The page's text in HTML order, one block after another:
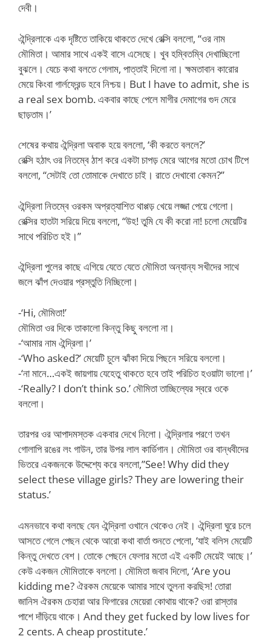
দেবী।
ঐন্দ্রিলাকে এক দৃষ্টিতে তাকিয়ে থাকতে দেখে রেক্সি বললো, “ওর নাম
মৌমিতা। আমার সাথে একই বাসে এসেছে। খুব হম্বিতম্বি দেখাচ্ছিলো
বুঝলে। যেচে কথা বলতে গেলাম, পাত্তাই দিলো না। ক্ষমতাবান কারোর
মেয়ে কিংবা গার্লফ্রেন্ড হবে নিশ্চয়। But I have to admit, she is
a real sex bomb. একবার কাছে পেলে মাগীর দেমাগের গুদ মেরে
ছাড়তাম।’
শেষের কথায় ঐন্দ্রিলা অবাক হয়ে বললো, ‘কী করতে বললে?’
রেক্সি হঠাৎ ওর নিতম্বে ঠাশ করে একটা চাপড় মেরে আগের মতো চোখ টিপে
বললো, “সেটাই তো তোমাকে দেখাতে চাই। রাতে দেখাবো কেমন?”
ঐন্দ্রিলা নিতম্বে ওরকম অপ্রত্যাশিত থাপ্পড় খেয়ে লজ্জা পেয়ে গেলো।
রেক্সির হাতটা সরিয়ে দিয়ে বললো, “উহ! তুমি যে কী করো না! চলো মেয়েটির
সাথে পরিচিত হই।”
ঐন্দ্রিলা পুলের কাছে এগিয়ে যেতে যেতে মৌমিতা অন্যান্য সখীদের সাথে
জলে ঝাঁপ দেওয়ার প্রস্তুতি নিচ্ছিলো।
-‘Hi, মৌমিতা!’
মৌমিতা ওর দিকে তাকালো কিন্তু কিছু বললো না।
-‘আমার নাম ঐন্দ্রিলা।’
-‘Who asked?’ মেয়েটি চুলে ঝাঁকা দিয়ে পিছনে সরিয়ে বললো।
-‘না মানে…একই জায়গায় যেহেতু থাকতে হবে তাই পরিচিত হওয়াটা ভালো।’
-‘Really? I don’t think so.’ মৌমিতা তাচ্ছিল্যের স্বরে ওকে
বললো।
তারপর ওর আপাদমস্তক একবার দেখে নিলো। ঐন্দ্রিলার পরণে তখন
গোলাপি রঙের লং গাউন, তার উপর লাল কার্ডিগান। মৌমিতা ওর বান্ধবীদের
ভিতরে একজনকে উদ্দেশ্যে করে বললো,”See! Why did they
select these village girls? They are lowering their
status.’
এমনভাবে কথা বলছে যেন ঐন্দ্রিলা ওখানে থেকেও নেই। ঐন্দ্রিলা ঘুরে চলে
আসতে গেলে পেছন থেকে আরো কথা বার্তা শুনতে পেলো, ‘যাই বলিস মেয়েটি
কিন্তু দেখতে বেশ। তোকে পেছনে ফেলার মতো এই একটি মেয়েই আছে।’
কেউ একজন মৌমিতাকে বললো। মৌমিতা জবাব দিলো, ‘Are you
kidding me? ঐরকম মেয়েকে আমার সাথে তুলনা করছিস! তোরা
জানিস ঐরকম চেহারা আর ফিগারের মেয়েরা কোথায় থাকে? ওরা রাস্তার
পাশে দাঁড়িয়ে থাকে। And they get fucked by low lives for
2 cents. A cheap prostitute.’